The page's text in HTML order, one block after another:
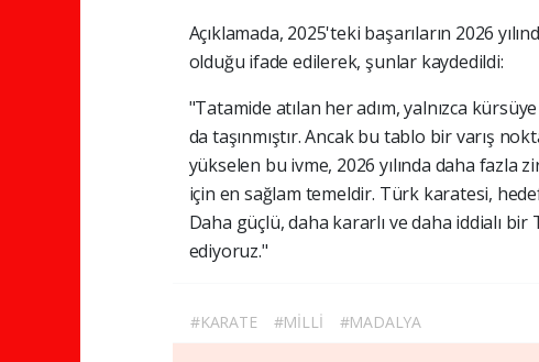
Açıklamada, 2025'teki başarıların 2026
olduğu ifade edilerek, şunlar kaydedildi:
"Tatamide atılan her adım, yalnızca
da taşınmıştır. Ancak bu tablo bir varış
yükselen bu ivme, 2026 yılında daha fazla
için en sağlam temeldir. Türk karatesi,
Daha güçlü, daha kararlı ve daha iddialı
ediyoruz."
#KARATE #MİLLİ #MADALYA